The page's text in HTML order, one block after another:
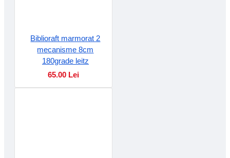
Biblioraft marmorat 2
mecanisme 8cm
180grade leitz
65.00 Lei